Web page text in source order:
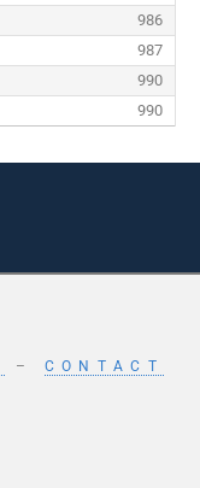
986
987
990
990
– CONTACT